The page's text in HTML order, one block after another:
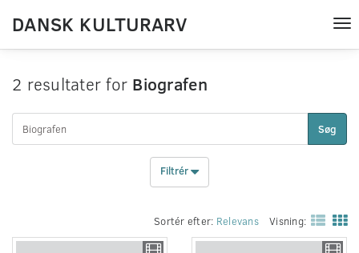
DANSK KULTURARV
2 resultater for Biografen
Søg
Filtrér
Sortér efter: Relevans Visning: